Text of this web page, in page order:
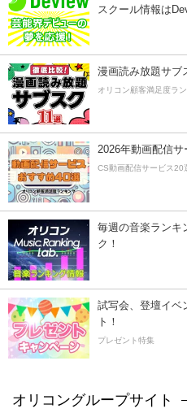
スクール情報は
漫画読み放題サブ
オリコン顧客満足度ラ
2026年動画配信サ
CS動画配信サービス20
毎週の音楽ランキ
ク！
試写会、登壇イベ
ト！
プレゼント特集
オリコングループサイト